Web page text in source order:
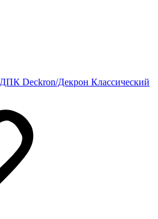
ДПК Deckron/Декрон Классический